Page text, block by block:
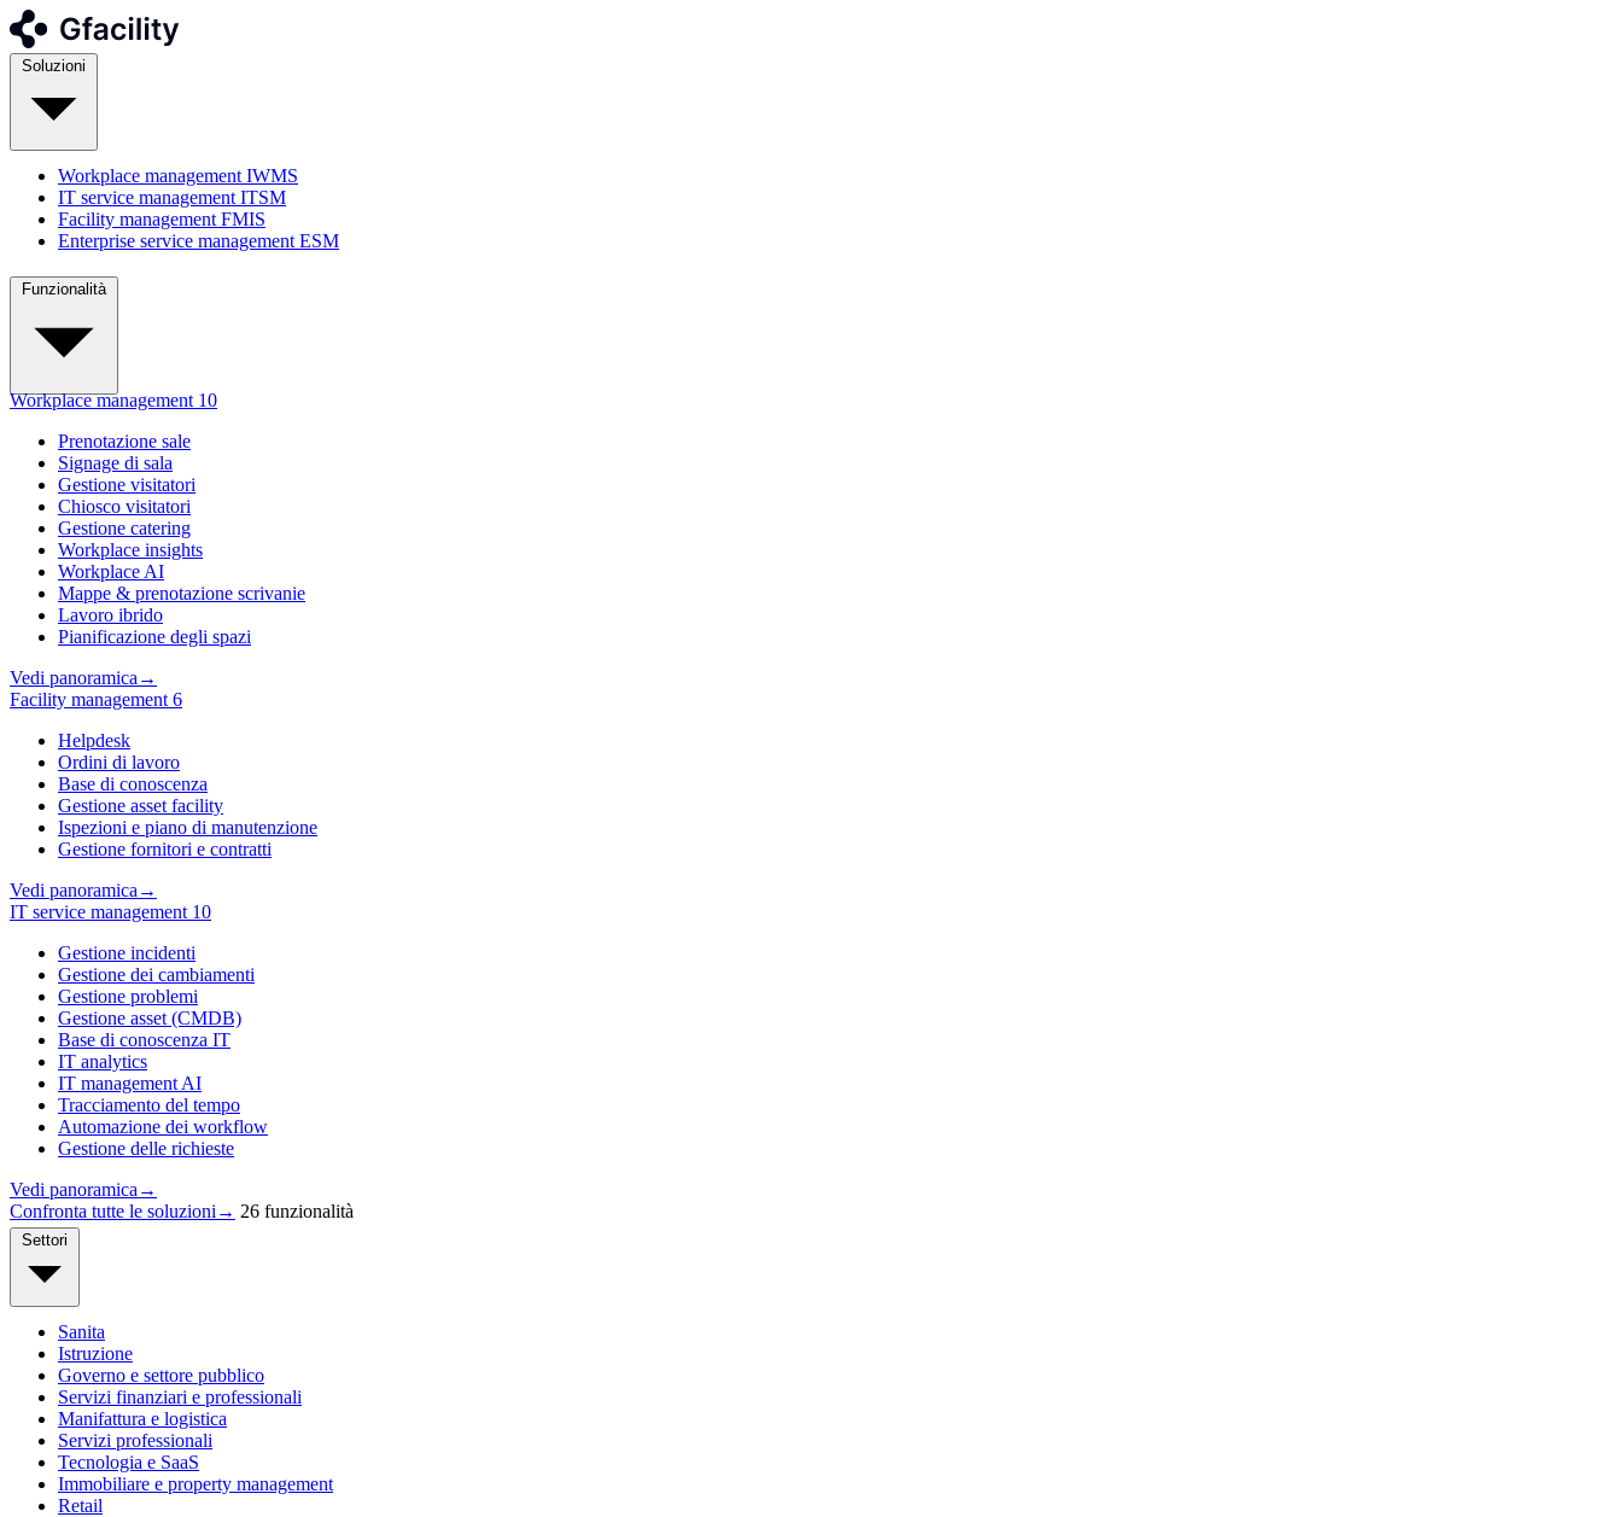
Workplace management IWMS
IT service management ITSM
Facility management FMIS
Enterprise service management ESM
Funzionalità
Workplace management 10
Prenotazione sale
Signage di sala
Gestione visitatori
Chiosco visitatori
Gestione catering
Workplace insights
Workplace AI
Mappe & prenotazione scrivanie
Lavoro ibrido
Pianificazione degli spazi
Vedi panoramica →
Facility management 6
Helpdesk
Ordini di lavoro
Base di conoscenza
Gestione asset facility
Ispezioni e piano di manutenzione
Gestione fornitori e contratti
Vedi panoramica →
IT service management 10
Gestione incidenti
Gestione dei cambiamenti
Gestione problemi
Gestione asset (CMDB)
Base di conoscenza IT
IT analytics
IT management AI
Tracciamento del tempo
Automazione dei workflow
Gestione delle richieste
Vedi panoramica →
Confronta tutte le soluzioni → 26 funzionalità
Sanita
Istruzione
Governo e settore pubblico
Servizi finanziari e professionali
Manifattura e logistica
Servizi professionali
Tecnologia e SaaS
Immobiliare e property management
Retail